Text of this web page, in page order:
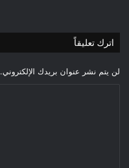
اترك تعليقاً
لن يتم نشر عنوان بريدك الإلكتروني.